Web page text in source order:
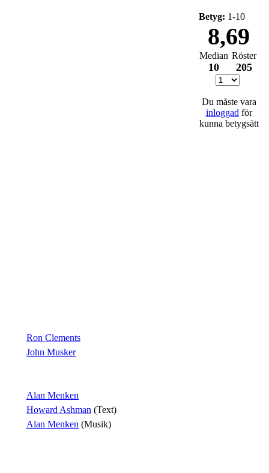
Betyg: 1-10
8,69
Median
10
Röster
205
Du måste vara
inloggad för
kunna betygsätt
Ron Clements
John Musker
Alan Menken
Howard Ashman (Text)
Alan Menken (Musik)